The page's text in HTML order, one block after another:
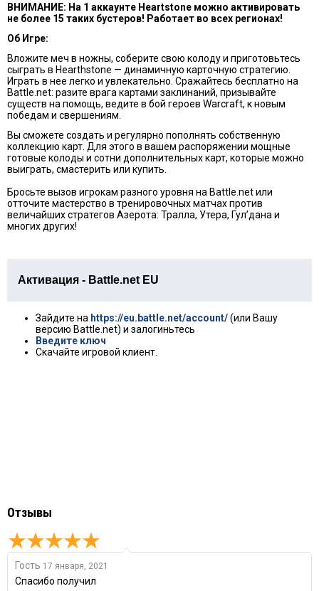
ВНИМАНИЕ: На 1 аккаунте Heartstone можно активировать
не более 15 таких бустеров! Работает во всех регионах!
Об Игре:
Вложите меч в ножны, соберите свою колоду и приготовьтесь
сыграть в Hearthstone — динамичную карточную стратегию.
Играть в нее легко и увлекательно. Сражайтесь бесплатно на
Battle.net: разите врага картами заклинаний, призывайте
существ на помощь, ведите в бой героев Warcraft, к новым
победам и свершениям.
Вы сможете создать и регулярно пополнять собственную
коллекцию карт. Для этого в вашем распоряжении мощные
готовые колоды и сотни дополнительных карт, которые можно
выиграть, смастерить или купить.
Бросьте вызов игрокам разного уровня на Battle.net или
отточите мастерство в тренировочных матчах против
величайших стратегов Азерота: Тралла, Утера, Гул’дана и
многих других!
Активация - Battle.net EU
Зайдите на https://eu.battle.net/account/(или Вашу
версию Battle.net) и залогиньтесь
Введите ключ
Скачайте игровой клиент.
Отзывы
Гость 17 января, 2021
Спасибо получил